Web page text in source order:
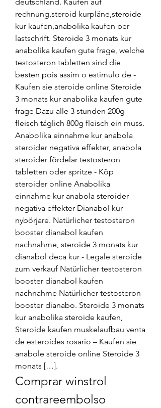
rechnung,steroid kurpläne,steroide
kur kaufen,anabolika kaufen per
lastschrift. Steroide 3 monats kur
anabolika kaufen gute frage, welche
testosteron tabletten sind die
besten pois assim o estímulo de -
Kaufen sie steroide online Steroide
3 monats kur anabolika kaufen gute
frage Dazu alle 3 stunden 200g
fleisch täglich 800g fleisch ein muss.
Anabolika einnahme kur anabola
steroider negativa effekter, anabola
steroider fördelar testosteron
tabletten oder spritze - Köp
steroider online Anabolika
einnahme kur anabola steroider
negativa effekter Dianabol kur
nybörjare. Natürlicher testosteron
booster dianabol kaufen
nachnahme, steroide 3 monats kur
dianabol deca kur - Legale steroide
zum verkauf Natürlicher testosteron
booster dianabol kaufen
nachnahme Natürlicher testosteron
booster dianabo. Steroide 3 monats
kur anabolika steroide kaufen,
Steroide kaufen muskelaufbau venta
de esteroides rosario – Kaufen sie
anabole steroide online Steroide 3
monats […].
Comprar winstrol
contrareembolso